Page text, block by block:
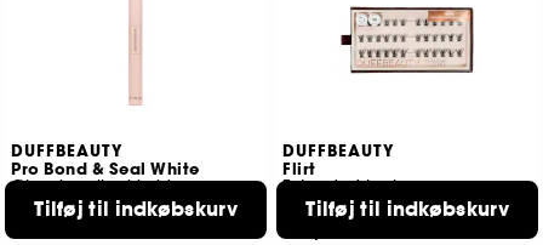
DUFFBEAUTY
Pro Bond & Seal White
Øjenvippelim i hvid
199,00 KR
Tilføj til indkøbskurv
DUFFBEAUTY
Flirt
Extended Lashes
1
189,00 KR
Tilføj til indkøbskurv